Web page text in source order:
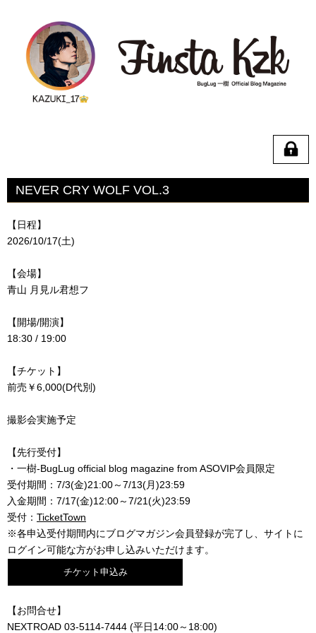
NEVER CRY WOLF VOL.3
【日程】
2026/10/17(土)
【会場】
青山 月見ル君想フ
【開場/開演】
18:30 / 19:00
【チケット】
前売￥6,000(D代別)
撮影会実施予定
【先行受付】
・一樹-BugLug official blog magazine from ASOVIP会員限定
受付期間：7/3(金)21:00～7/13(月)23:59
入金期間：7/17(金)12:00～7/21(火)23:59
受付： TicketTown
※各申込受付期間内にブログマガジン会員登録が完了し、サイトに
ログイン可能な方がお申し込みいただけます。
【お問合せ】
NEXTROAD 03-5114-7444 (平日14:00～18:00)